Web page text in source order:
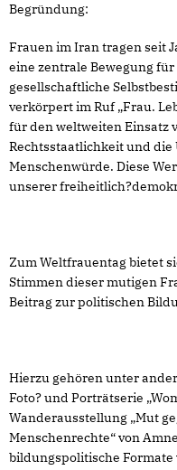
Begründung:
Frauen im Iran tragen seit
eine zentrale Bewegung
gesellschaftliche
verkörpert im Ruf „Frau.
für den weltweiten Einsatz
Rechtsstaatlichkeit und
Menschenwürde. Diese
unserer
Zum Weltfrauentag bietet
Stimmen dieser mutigen
Beitrag zur politischen
Hierzu gehören unter
Foto? und Porträtserie
Wanderausstellung „Mut
Menschenrechte“ von
bildungspolitische Formate